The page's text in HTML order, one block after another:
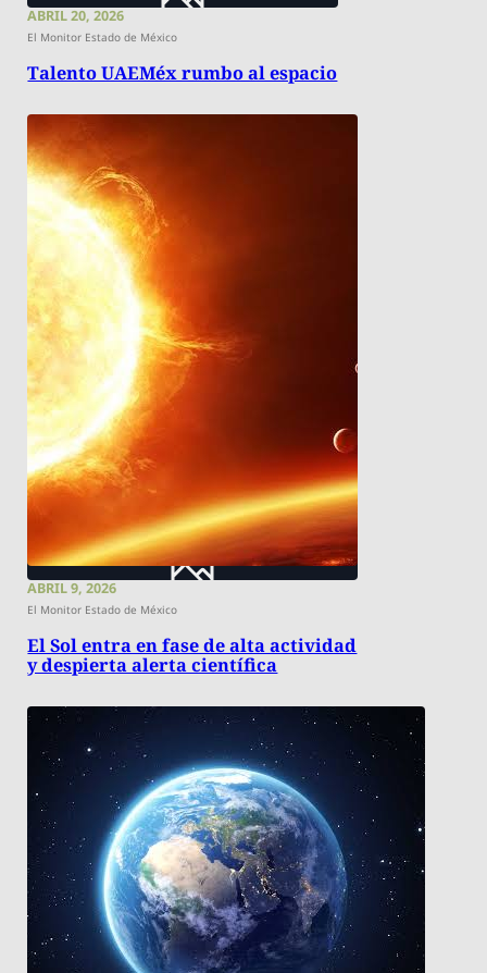
ABRIL 20, 2026
El Monitor Estado de México
Talento UAEMéx rumbo al espacio
ABRIL 9, 2026
El Monitor Estado de México
El Sol entra en fase de alta actividad
y despierta alerta científica